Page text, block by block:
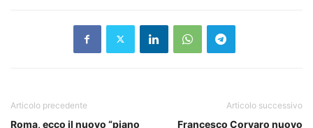
Articolo precedente
Roma, ecco il nuovo “piano
Articolo successivo
Francesco Corvaro nuovo